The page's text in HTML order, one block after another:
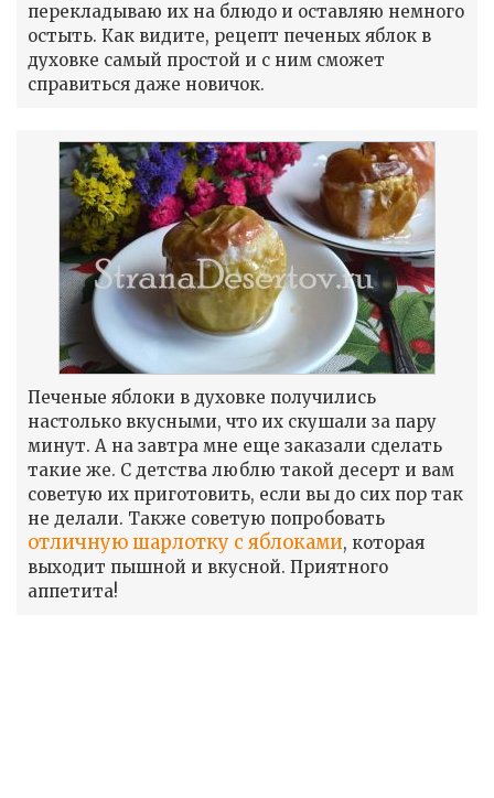
перекладываю их на блюдо и оставляю немного
остыть. Как видите, рецепт печеных яблок в
духовке самый простой и с ним сможет
справиться даже новичок.
Печеные яблоки в духовке получились
настолько вкусными, что их скушали за пару
минут. А на завтра мне еще заказали сделать
такие же. С детства люблю такой десерт и вам
советую их приготовить, если вы до сих пор так
не делали. Также советую попробовать
отличную шарлотку с яблоками, которая
выходит пышной и вкусной. Приятного
аппетита!